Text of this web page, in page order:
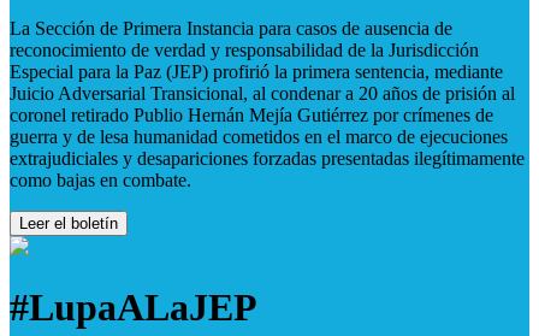
La Sección de Primera Instancia para casos de ausencia de
reconocimiento de verdad y responsabilidad de la Jurisdicción
Especial para la Paz (JEP) profirió la primera sentencia, mediante
Juicio Adversarial Transicional, al condenar a 20 años de prisión al
coronel retirado Publio Hernán Mejía Gutiérrez por crímenes de
guerra y de lesa humanidad cometidos en el marco de ejecuciones
extrajudiciales y desapariciones forzadas presentadas ilegítimamente
como bajas en combate.
Leer el boletín
#LupaALaJEP